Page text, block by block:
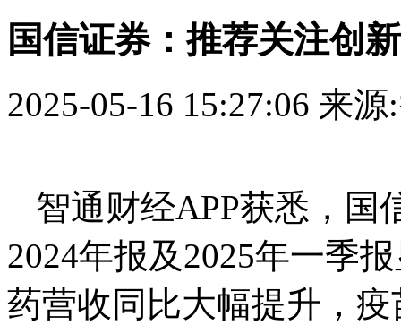
国信证券：推荐关注创
2025-05-16 15:27:06 来源
智通财经APP获悉，国
2024年报及2025年一季
药营收同比大幅提升，